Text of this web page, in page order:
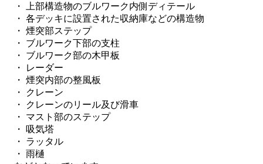
・ 上部構造物のブルワーク内側ディテール
・ 各デッキに設置された収納庫などの構造物
・ 煙突部ステップ
・ ブルワーク下部の支柱
・ ブルワーク部の木甲板
・ レーダー
・ 煙突内部の整風板
・ クレーン
・ クレーンのリール及び滑車
・ マスト部のステップ
・ 吸気塔
・ ラッタル
・ 雨樋